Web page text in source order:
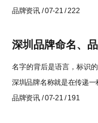
品牌资讯 / 07-21 / 222
深圳品牌命名、
名字的背后是语言，标识
深圳品牌名称就是在传递
品牌资讯 / 07-21 / 191